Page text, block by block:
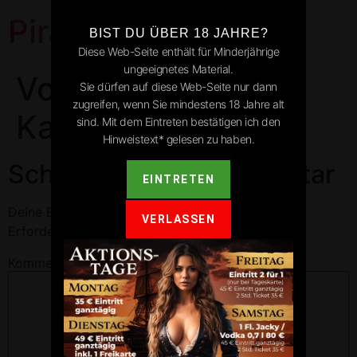
Pirates Park
Vogtsburg dans le
Kaiserstuhl
Schreibe einen Kommentar
Deine E-Mail-Adresse wird nicht veröffentlicht.
Kommentar*
BIST DU ÜBER 18 JAHRE?
Diese Web-Seite enthält für Minderjährige
ungeeignetes Material.
Sie dürfen auf diese Web-Seite nur dann
zugreifen, wenn Sie mindestens 18 Jahre alt
sind. Mit dem Eintreten bestätigen ich den
Hinweistext* gelesen zu haben.
EINTRETEN
VERLASSEN